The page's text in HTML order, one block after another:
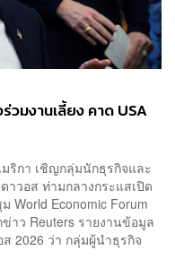
วมงานเลี้ยง คาด USA
ริกา เชิญกลุ่มนักธุรกิจและ
าวอส ท่ามกลางกระแสเปิด
World Economic Forum
าว Reuters รายงานข้อมูล
2026 ว่า กลุ่มผู้นำธุรกิจ